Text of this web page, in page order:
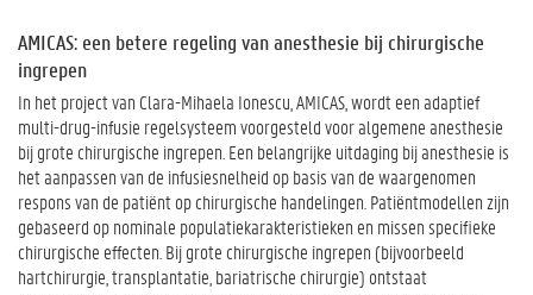
AMICAS: een betere regeling van anesthesie bij chirurgische
ingrepen
In het project van Clara-Mihaela Ionescu, AMICAS, wordt een adaptief
multi-drug-infusie regelsysteem voorgesteld voor algemene anesthesie
bij grote chirurgische ingrepen. Een belangrijke uitdaging bij anesthesie is
het aanpassen van de infusiesnelheid op basis van de waargenomen
respons van de patiënt op chirurgische handelingen. Patiëntmodellen zijn
gebaseerd op nominale populatiekarakteristieken en missen specifieke
chirurgische effecten. Bij grote chirurgische ingrepen (bijvoorbeeld
hartchirurgie, transplantatie, bariatrische chirurgie) ontstaat